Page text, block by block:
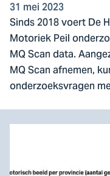
31 mei 2023
Sinds 2018 voert De
Motoriek Peil
MQ Scan data.
MQ Scan afnemen,
onderzoeksvragen